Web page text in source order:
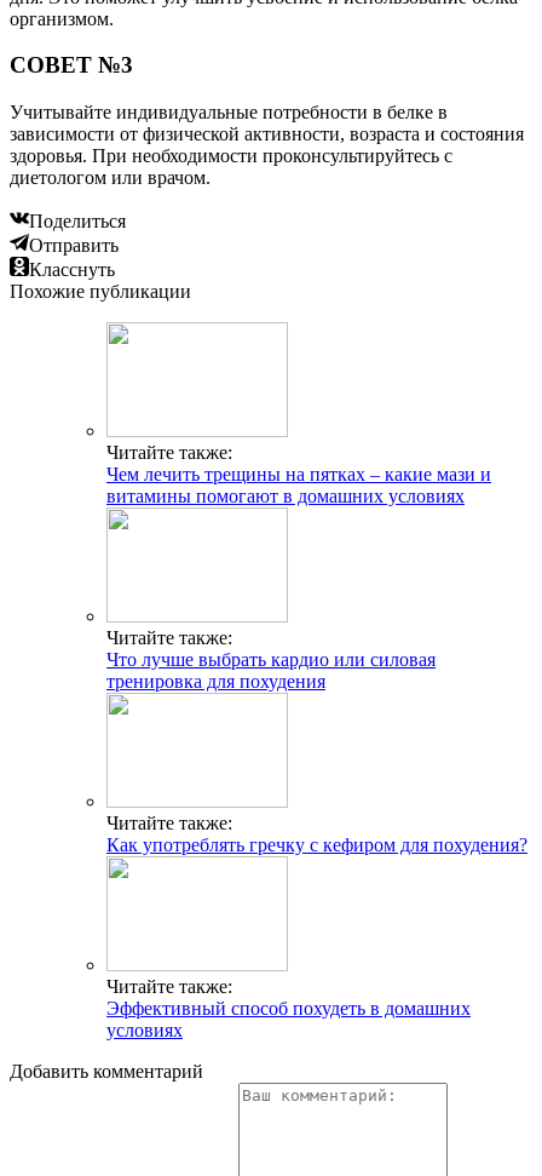
организмом.
СОВЕТ №3
Учитывайте индивидуальные потребности в белке в
зависимости от физической активности, возраста и состояния
здоровья. При необходимости проконсультируйтесь с
диетологом или врачом.
Поделиться
Отправить
Класснуть
Похожие публикации
Читайте также:
Чем лечить трещины на пятках – какие мази и
витамины помогают в домашних условиях
Читайте также:
Что лучше выбрать кардио или силовая
тренировка для похудения
Читайте также:
Как употреблять гречку с кефиром для похудения?
Читайте также:
Эффективный способ похудеть в домашних
условиях
Добавить комментарий